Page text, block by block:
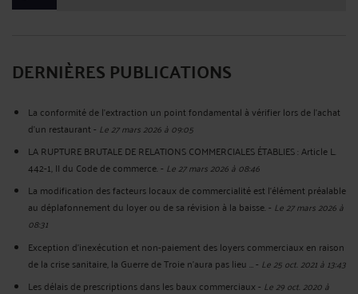
DERNIÈRES PUBLICATIONS
La conformité de l'extraction un point fondamental à vérifier lors de l'achat
d'un restaurant- Le 27 mars 2026 à 09:05
LA RUPTURE BRUTALE DE RELATIONS COMMERCIALES ÉTABLIES : Article L.
442-1, II du Code de commerce.- Le 27 mars 2026 à 08:46
La modification des facteurs locaux de commercialité est l’élément préalable
au déplafonnement du loyer ou de sa révision à la baisse.- Le 27 mars 2026 à
08:31
Exception d’inexécution et non-paiement des loyers commerciaux en raison
de la crise sanitaire, la Guerre de Troie n’aura pas lieu …- Le 25 oct. 2021 à 13:43
Les délais de prescriptions dans les baux commerciaux- Le 29 oct. 2020 à